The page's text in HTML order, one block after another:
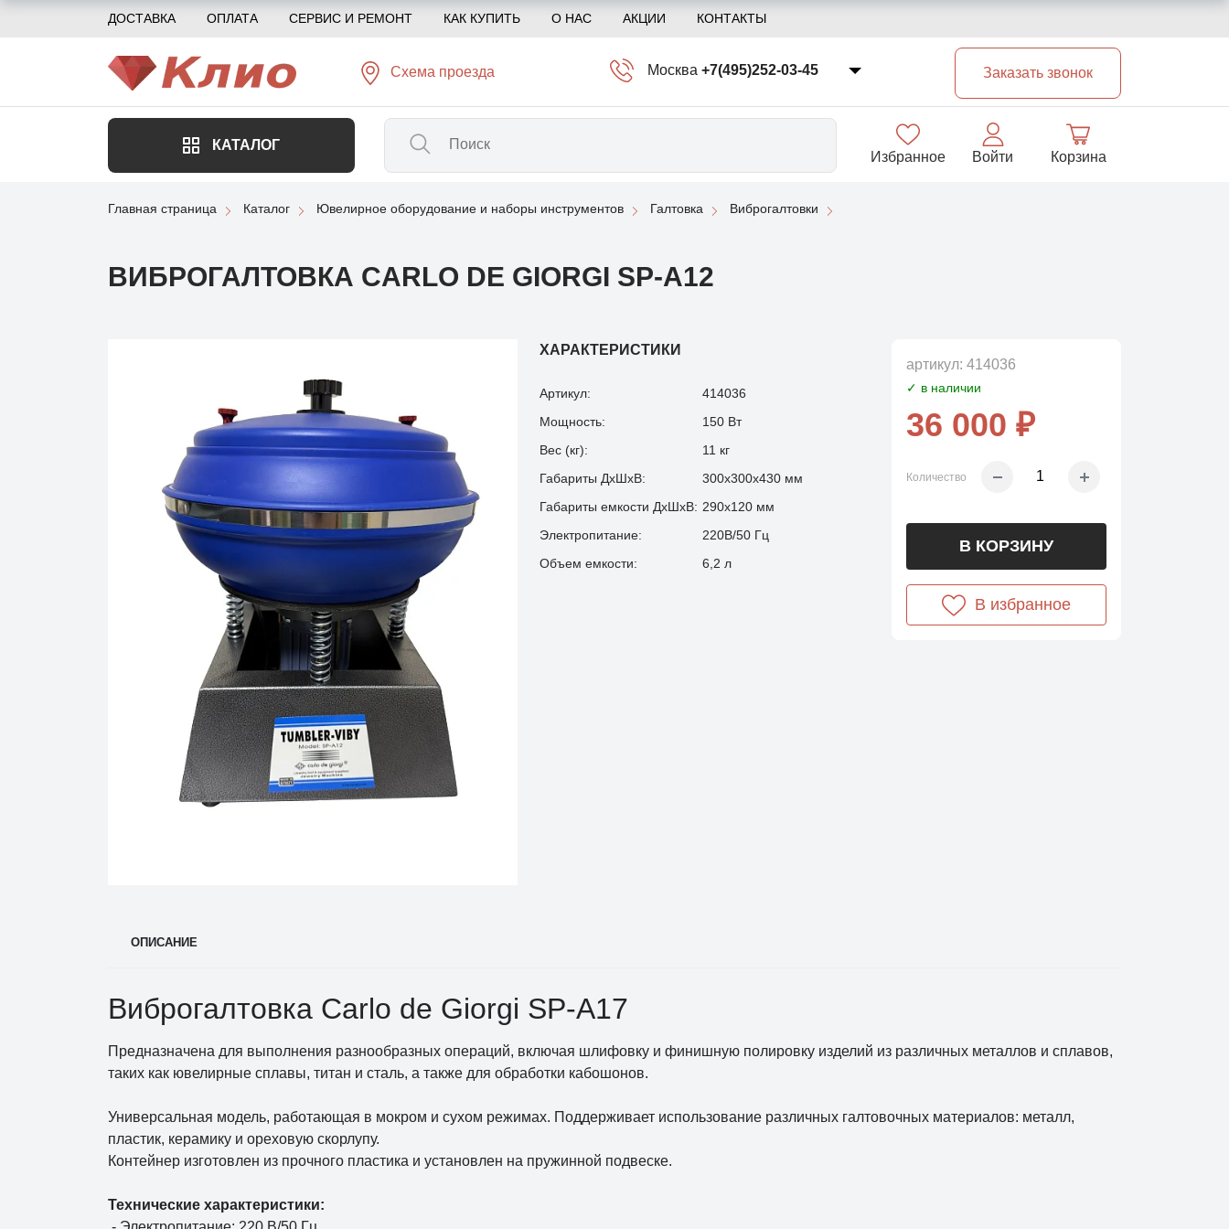
ДОСТАВКА ОПЛАТА СЕРВИС И РЕМОНТ КАК КУПИТЬ О НАС АКЦИИ КОНТАКТЫ
Схема проезда Москва +7(495)252-03-45
Заказать звонок
КАТАЛОГ
Избранное Войти Корзина
Главная страница Каталог Ювелирное оборудование и наборы инструментов Галтовка Виброгалтовки
ВИБРОГАЛТОВКА CARLO DE GIORGI SP-А12
ХАРАКТЕРИСТИКИ
Артикул:
414036
Мощность:
150 Вт
Вес (кг):
11 кг
Габариты ДхШхВ:
300х300х430 мм
Габариты емкости ДхШхВ: 290х120 мм
Электропитание:
220В/50 Гц
Объем емкости:
6,2 л
артикул: 414036
✓ в наличии
36 000 ₽
Количество
В КОРЗИНУ
В избранное
ОПИСАНИЕ
Виброгалтовка Carlo de Giorgi SP-A17
Предназначена для выполнения разнообразных операций, включая шлифовку и финишную полировку изделий из различных металлов и сплавов,
таких как ювелирные сплавы, титан и сталь, а также для обработки кабошонов.
Универсальная модель, работающая в мокром и сухом режимах. Поддерживает использование различных галтовочных материалов: металл,
пластик, керамику и ореховую скорлупу.
Контейнер изготовлен из прочного пластика и установлен на пружинной подвеске.
Технические характеристики: